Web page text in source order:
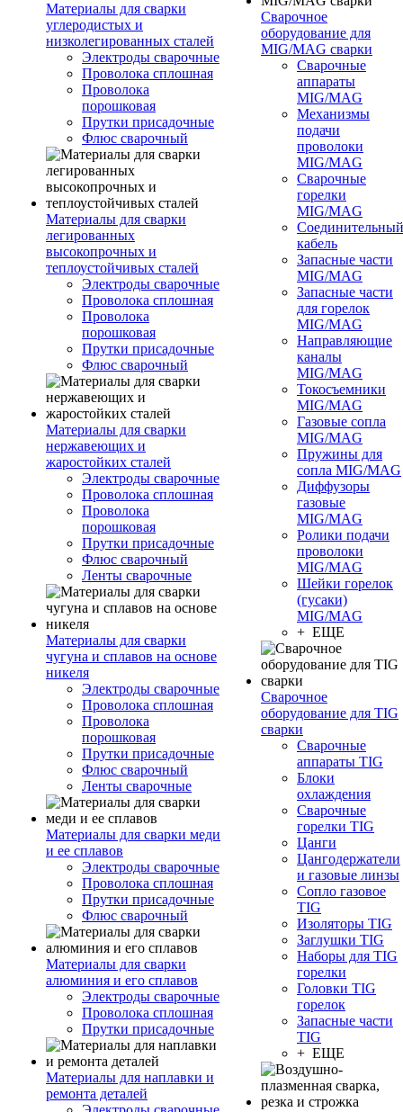
Материалы для сварки
углеродистых и
низколегированных сталей
Электроды сварочные
Проволока сплошная
Проволока
порошковая
Прутки присадочные
Флюс сварочный
Материалы для сварки
легированных
высокопрочных и
теплоустойчивых сталей
Электроды сварочные
Проволока сплошная
Проволока
порошковая
Прутки присадочные
Флюс сварочный
Материалы для сварки
нержавеющих и
жаростойких сталей
Электроды сварочные
Проволока сплошная
Проволока
порошковая
Прутки присадочные
Флюс сварочный
Ленты сварочные
Материалы для сварки
чугуна и сплавов на основе
никеля
Электроды сварочные
Проволока сплошная
Проволока
порошковая
Прутки присадочные
Флюс сварочный
Ленты сварочные
Материалы для сварки меди
и ее сплавов
Электроды сварочные
Проволока сплошная
Прутки присадочные
Флюс сварочный
Материалы для сварки
алюминия и его сплавов
Электроды сварочные
Проволока сплошная
Прутки присадочные
Материалы для наплавки и
ремонта деталей
Сварочное
оборудование для
MIG/MAG сварки
Сварочные
аппараты
MIG/MAG
Механизмы
подачи
проволоки
MIG/MAG
Сварочные
горелки
MIG/MAG
Соединительный
кабель
Запасные части
MIG/MAG
Запасные части
для горелок
MIG/MAG
Направляющие
каналы
MIG/MAG
Токосъемники
MIG/MAG
Газовые сопла
MIG/MAG
Пружины для
сопла MIG/MAG
Диффузоры
газовые
MIG/MAG
Ролики подачи
проволоки
MIG/MAG
Шейки горелок
(гусаки)
MIG/MAG
+ ЕЩЕ
Сварочное
оборудование для TIG
сварки
Сварочные
аппараты TIG
Блоки
охлаждения
Сварочные
горелки TIG
Цанги
Цангодержатели
и газовые линзы
Сопло газовое
TIG
Изоляторы TIG
Заглушки TIG
Наборы для TIG
горелки
Головки TIG
горелок
Запасные части
TIG
+ ЕЩЕ